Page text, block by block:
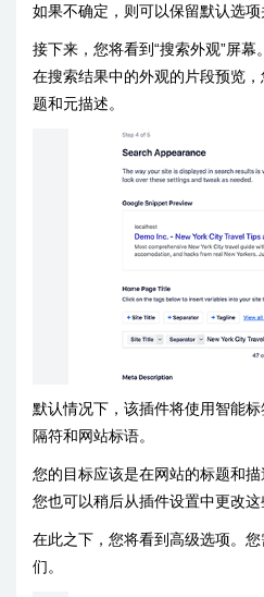
如果不确定，则可以保留默认选项
接下来，您将看到“搜索外观”屏
在搜索结果中的外观的片段预览
题和元描述。
默认情况下，该插件将使用智能
隔符和网站标语。
您的目标应该是在网站的标题和描
您也可以稍后从插件设置中更改这
在此之下，您将看到高级选项。
们。